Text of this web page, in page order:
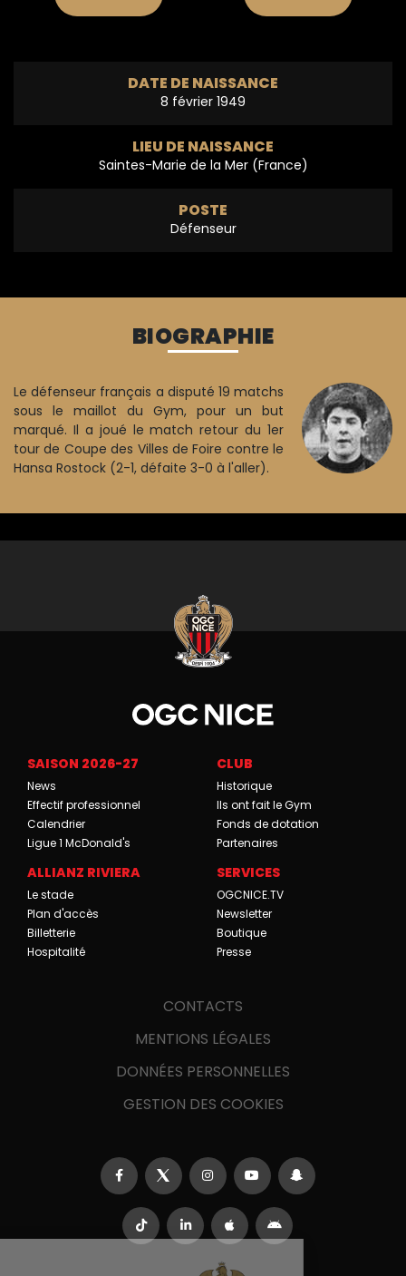
DATE DE NAISSANCE
8 février 1949
LIEU DE NAISSANCE
Saintes-Marie de la Mer (France)
POSTE
Défenseur
BIOGRAPHIE
Le défenseur français a disputé 19 matchs
sous le maillot du Gym, pour un but
marqué. Il a joué le match retour du 1er
tour de Coupe des Villes de Foire contre le
Hansa Rostock (2-1, défaite 3-0 à l'aller).
SAISON 2026-27
News
Effectif professionnel
Calendrier
Ligue 1 McDonald's
CLUB
Historique
Ils ont fait le Gym
Fonds de dotation
Partenaires
ALLIANZ RIVIERA
Le stade
Plan d'accès
Billetterie
Hospitalité
SERVICES
OGCNICE.TV
Newsletter
Boutique
Presse
CONTACTS
MENTIONS LÉGALES
DONNÉES PERSONNELLES
GESTION DES COOKIES